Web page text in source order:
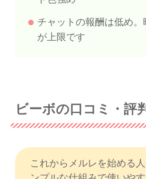
チャットの報酬は低め
が上限です
ビーボの口コミ・評
これからメルレを始める